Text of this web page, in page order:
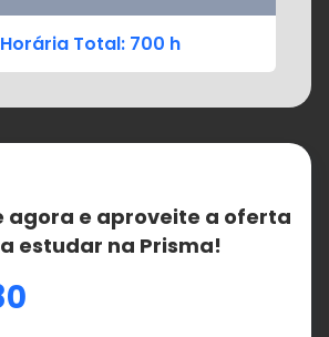
Total: 700 h
agora e aproveite a oferta
estudar na Prisma!